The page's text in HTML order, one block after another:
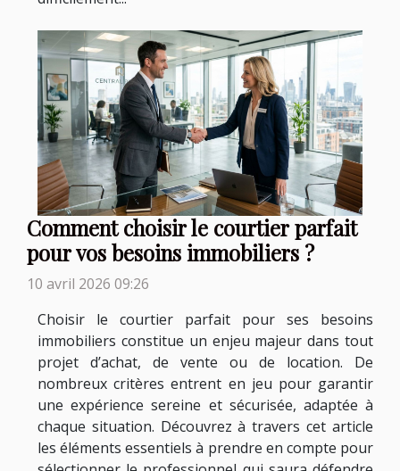
Comment choisir le courtier parfait
pour vos besoins immobiliers ?
10 avril 2026 09:26
Choisir le courtier parfait pour ses besoins
immobiliers constitue un enjeu majeur dans tout
projet d’achat, de vente ou de location. De
nombreux critères entrent en jeu pour garantir
une expérience sereine et sécurisée, adaptée à
chaque situation. Découvrez à travers cet article
les éléments essentiels à prendre en compte pour